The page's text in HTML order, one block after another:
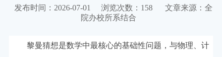
发布时间：2026-07-01 浏览次数： 158
文章来源：全
院办校所系结合
黎曼猜想是数学中最核心的基础性问题，与物理、计